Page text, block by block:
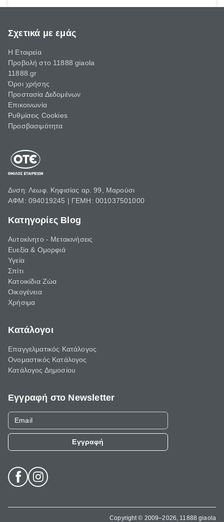
Σχετικά με εμάς
Η Εταιρεία
Προβολή στο 11888 giaola
11888.gr
Όροι χρήσης
Προστασία Δεδομένων
Επικοινωνία
Ρυθμίσεις Cookies
Προσβασιμότητα
Δνση: Λεωφ. Κηφισίας αρ. 99, Μαρούσι
ΑΦΜ: 094019245 | ΓΕΜΗ: 001037501000
Κατηγορίες Blog
Αυτοκίνητο - Μετακινήσεις
Ευεξία & Ομορφιά
Υγεία
Σπίτι
Κατοικίδια Ζώα
Οικογένεια
Χρήσιμα
Κατάλογοι
Επαγγελματικός Κατάλογος
Ονομαστικός Κατάλογος
Κατάλογος Δημοσίου
Εγγραφή στο Newsletter
Εγγραφή
Copyright © 2009–2026, 11888 giaola